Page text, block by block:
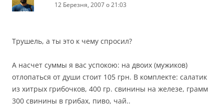
12 Березня, 2007 о 21:03
Трушель, а ты это к чему спросил?
А насчет суммы я вас успокою: на двоих (мужиков)
отлопаться от души стоит 105 грн. В комплекте: салатик
из хитрых грибочков, 400 гр. свинины на железе, грамм
300 свинины в грибах, пиво, чай..